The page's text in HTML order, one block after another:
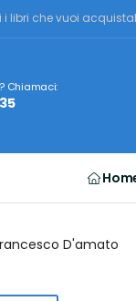
i libri che vuoi
Chiamaci:
D'amato